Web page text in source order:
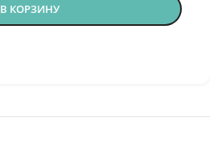
В КОРЗИНУ